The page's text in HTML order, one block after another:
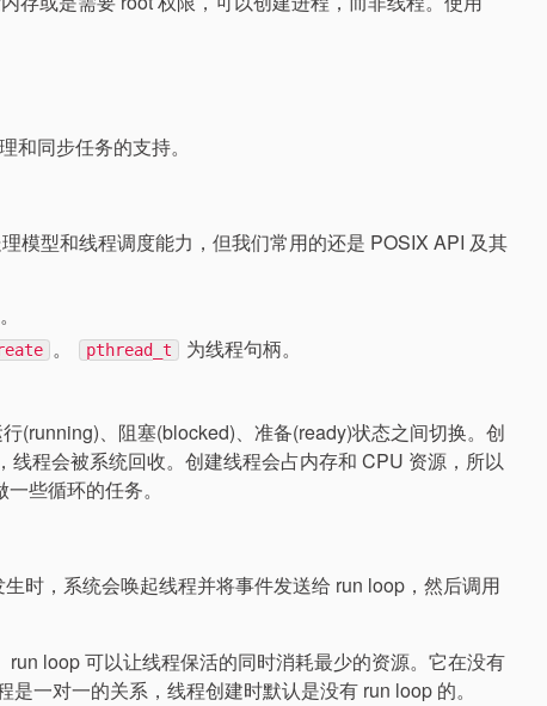
和同步任务的支持。
模型和线程调度能力，但我们常用的还是 POSIX API 及其
。 pthread_t
为线程句柄。
(running)、阻塞(blocked)、准备(ready)状态之间切换。创
线程会被系统回收。创建线程会占内存和 CPU 资源，所以
些循环的任务。
时，系统会唤起线程并将事件发送给 run loop，然后调用
run loop 可以让线程保活的同时消耗最少的资源。它在没有
一对一的关系，线程创建时默认是没有 run loop 的。